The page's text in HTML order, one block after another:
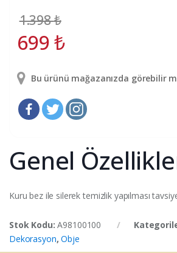
1.398₺
699₺
Bu ürünü mağazanızda görebilir
Genel
Kuru bez ile silerek temizlik yapılması
Stok Kodu:A98100100
Dekorasyon,Obje